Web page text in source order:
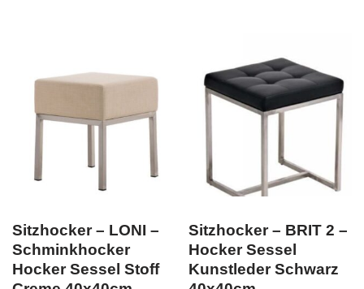
Sitzhocker – LONI –
Schminkhocker
Hocker Sessel Stoff
Sitzhocker – BRIT 2 –
Hocker Sessel
Kunstleder Schwarz